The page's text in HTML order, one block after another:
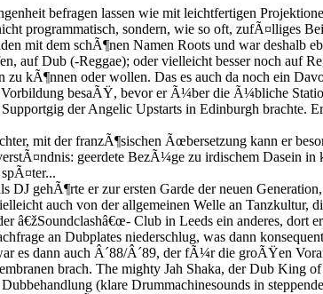
befragen lassen wie mit leichtfertigen
programmatisch, sondern, wie so oft, zufÃ¤lliges
mit dem schÃ¶nen Namen Roots und war deshalb
auf Dub (-Reggae); oder vielleicht besser noch auf
kÃ¶nnen oder wollen. Das es auch da noch ein
besaÃŸ, bevor er Ã¼ber die Ã¼bliche
der Angelic Upstarts in Edinburgh brachte.
mit der franzÃ¶sischen Ãœbersetzung kann er
geerdete BezÃ¼ge zu irdischem Dasein
DJ gehÃ¶rte er zur ersten Garde der neuen
auch von der allgemeinen Welle an Tanzkultur,
Club in Leeds ein anderes, dort
an Dubplates niederschlug, was dann
es dann auch Â´88/Â´89, der fÃ¼r die groÃŸen
brach. The mighty Jah Shaka, der Dub King
(klare Drummachinesounds in